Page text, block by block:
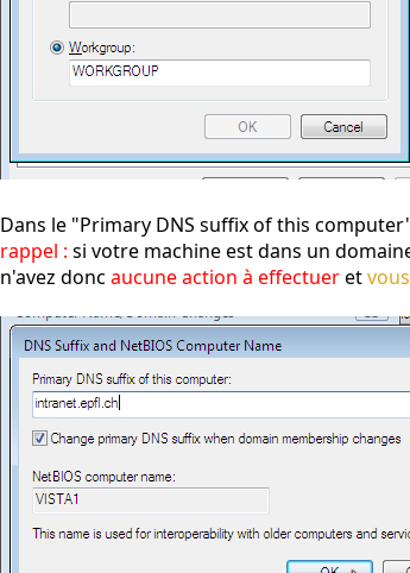
Dans le "Primary DNS suffix of this
rappel : si votre machine est dans un
n'avez donc aucune action à effectueret